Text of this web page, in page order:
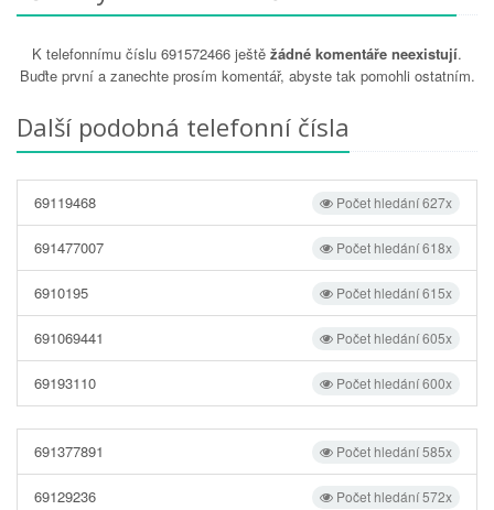
K telefonnímu číslu 691572466 ještě žádné komentáře neexistují.
Buďte první a zanechte prosím komentář, abyste tak pomohli ostatním.
Další podobná telefonní čísla
Počet hledání 627x
69119468
Počet hledání 618x
691477007
Počet hledání 615x
6910195
Počet hledání 605x
691069441
Počet hledání 600x
69193110
Počet hledání 585x
691377891
Počet hledání 572x
69129236